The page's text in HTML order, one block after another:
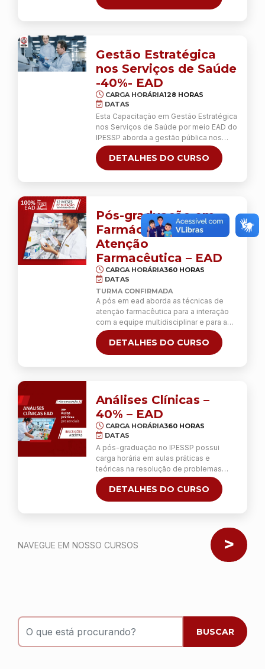
corporal, avançados e invasivos, com
competência e responsabilidade.
estágio de 60 horas na Clínica Escola.
As aulas práticas dos …
Continua
Gestão Estratégica
nos Serviços de Saúde
-40%- EAD
CARGA HORÁRIA128 HORAS
DATAS
Esta Capacitação em Gestão Estratégica
nos Serviços de Saúde por meio EAD do
IPESSP aborda a gestão pública nos
serviços de saúde e a gestão privada,
de organizações sociais. O aluno terá
ainda conhecimentos em Planejamento
Estratégico, Análise de SWOT, Matriz
Custos e Gestão …Continua
DETALHES DO CURSO
Pós-graduação em
Farmácia Clínica e
Atenção
Farmacêutica – EAD
CARGA HORÁRIA360 HORAS
DATAS
TURMA CONFIRMADA
A pós em ead aborda as técnicas de
atenção farmacêutica para a interação
com a equipe multidisciplinar e para a
execução das intervenções
farmacêuticas relacionadas às diversas
situações.
DETALHES DO CURSO
Análises Clínicas –
40% – EAD
CARGA HORÁRIA360 HORAS
DATAS
A pós-graduação no IPESSP possui
carga horária em aulas práticas e
teóricas na resolução de problemas
complexos em análises clínicas, nos
laboratórios do Instituto.
DETALHES DO CURSO
NAVEGUE EM NOSSO CURSOS
O que está procurando?
BUSCAR